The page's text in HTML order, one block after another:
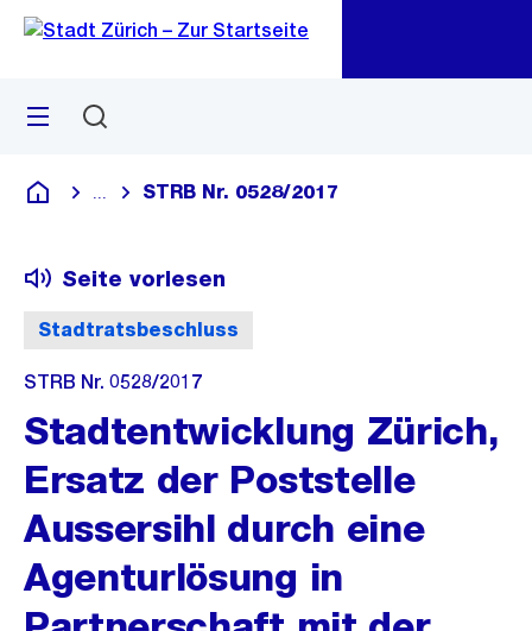
Navigation
Sprunglink
Menü
Deutsch
Blende alle Breadcrumbs ein
STRB Nr. 0528/2017
Stadtratsbeschluss
Seite vorlesen
STRB Nr. 0528/2017
Stadtentwicklung Zürich,
Ersatz der Poststelle
Aussersihl durch eine
Agenturlösung in